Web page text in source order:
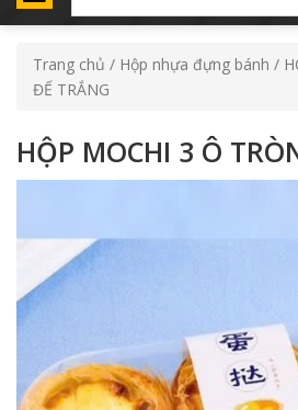
Trang chủ / Hộp nhựa đựng bánh /
ĐẾ TRẮNG
HỘP MOCHI 3 Ô